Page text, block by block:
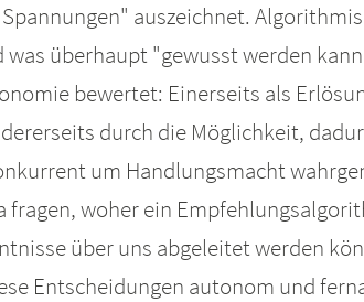
auszeichnet.
überhaupt "gewusst werden
bewertet: Einerseits als
durch die Möglichkeit,
um Handlungsmacht
fragen, woher ein
über uns abgeleitet werden
Entscheidungen autonom und